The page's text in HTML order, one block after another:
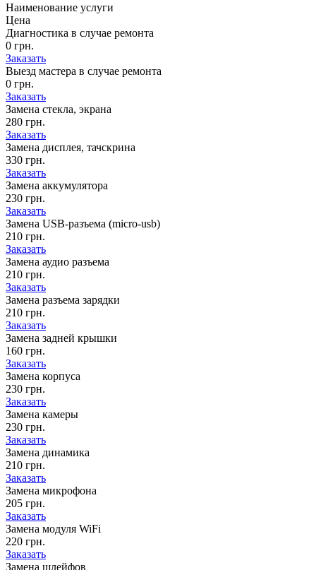
Наименование услуги
Цена
Диагностика в случае ремонта
0 грн.
Заказать
Выезд мастера в случае ремонта
0 грн.
Заказать
Замена стекла, экрана
280 грн.
Заказать
Замена дисплея, тачскрина
330 грн.
Заказать
Замена аккумулятора
230 грн.
Заказать
Замена USB-разъема (micro-usb)
210 грн.
Заказать
Замена аудио разъема
210 грн.
Заказать
Замена разъема зарядки
210 грн.
Заказать
Замена задней крышки
160 грн.
Заказать
Замена корпуса
230 грн.
Заказать
Замена камеры
230 грн.
Заказать
Замена динамика
210 грн.
Заказать
Замена микрофона
205 грн.
Заказать
Замена модуля WiFi
220 грн.
Заказать
Замена шлейфов